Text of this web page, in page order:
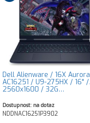
Dell Alienware / 16X Aurora
AC16251 / U9-275HX / 16" /
2560x1600 / 32G…
Dostupnost: na dotaz
NDDNAC16251P3902